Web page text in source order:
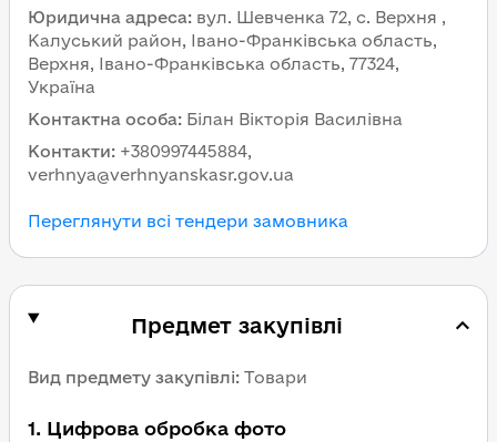
Юридична адреса: вул. Шевченка 72, с. Верхня ,
Калуський район, Івано-Франківська область,
Верхня, Івано-Франківська область, 77324,
Україна
Контактна особа: Білан Вікторія Василівна
Контакти: +380997445884,
verhnya@verhnyanskasr.gov.ua
Переглянути всі тендери замовника
Предмет закупівлі
Вид предмету закупівлі: Товари
1. Цифрова обробка фото